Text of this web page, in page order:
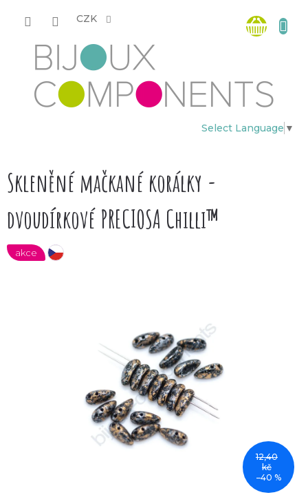
CZK
Select Language ▼
košík
Skleněné mačkané korálky -
dvoudírkové PRECIOSA Chilli™
akce
12,40
kč
–40 %